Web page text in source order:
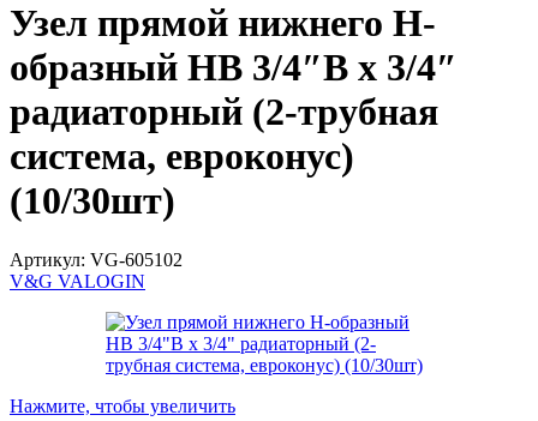
Узел прямой нижнего Н-
образный НВ 3/4″В х 3/4″
радиаторный (2-трубная
система, евроконус)
(10/30шт)
Артикул: VG-605102
V&G VALOGIN
Нажмите, чтобы увеличить